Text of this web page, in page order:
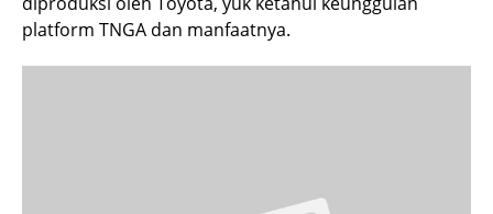
platform TNGA dan manfaatnya.